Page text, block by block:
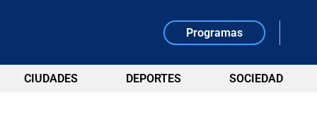
Programas
CIUDADES DEPORTES SOCIEDAD